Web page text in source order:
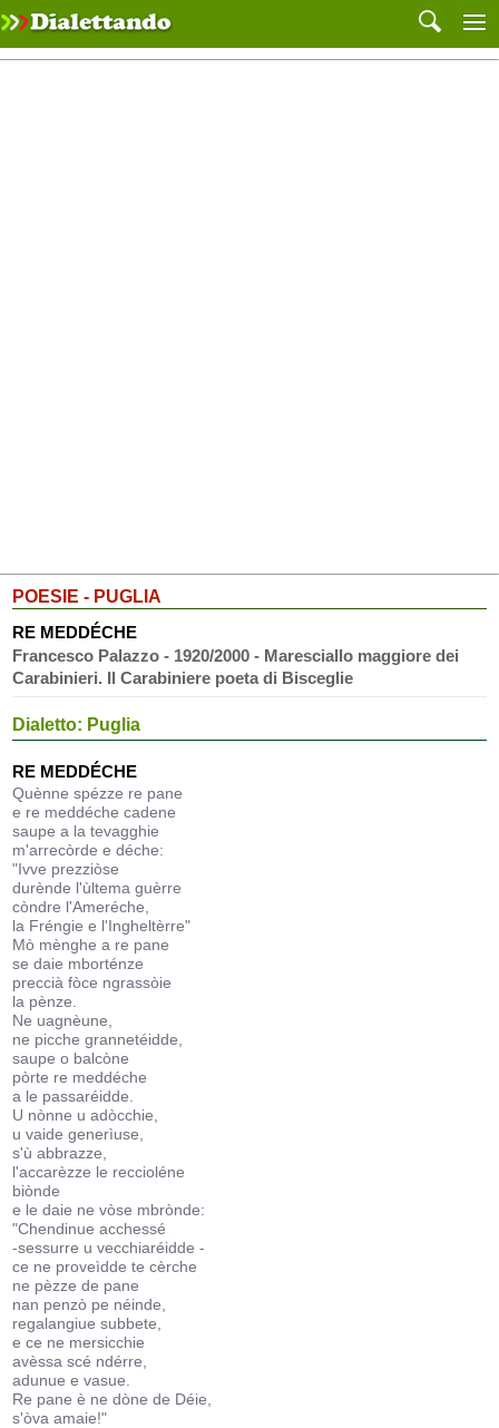
POESIE - PUGLIA
RE MEDDÉCHE
Francesco Palazzo - 1920/2000 - Maresciallo maggiore dei
Carabinieri. Il Carabiniere poeta di Bisceglie
Dialetto: Puglia
RE MEDDÉCHE
Quènne spézze re pane
e re meddéche cadene
saupe a la tevagghie
m'arrecòrde e déche:
"Ivve prezziòse
durènde l'ùltema guèrre
còndre l'Ameréche,
la Fréngie e l'Ingheltèrre"
Mò mènghe a re pane
se daie mborténze
preccià fòce ngrassòie
la pènze.
Ne uagnèune,
ne picche grannetéidde,
saupe o balcòne
pòrte re meddéche
a le passaréidde.
U nònne u adòcchie,
u vaide generìuse,
s'ù abbrazze,
l'accarèzze le reccioléne
biònde
e le daie ne vòse mbrònde:
"Chendinue acchessé
-sessurre u vecchiaréidde -
ce ne proveìdde te cèrche
ne pèzze de pane
nan penzò pe néinde,
regalangiue subbete,
e ce ne mersicchie
avèssa scé ndérre,
adunue e vasue.
Re pane è ne dòne de Déie,
s'òva amaie!"